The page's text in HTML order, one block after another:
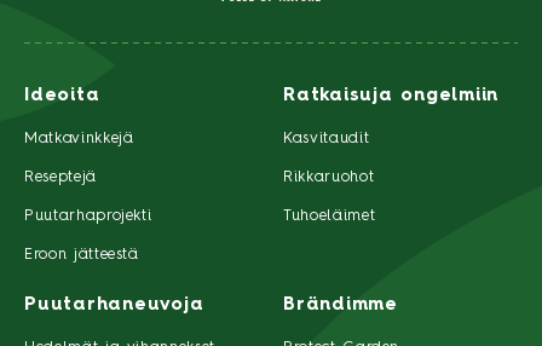
Ideoita
Matkavinkkejä
Reseptejä
Puutarhaprojekti
Eroon jätteestä
Ratkaisuja ongelmiin
Kasvitaudit
Rikkaruohot
Tuhoeläimet
Puutarhaneuvoja Brändimme